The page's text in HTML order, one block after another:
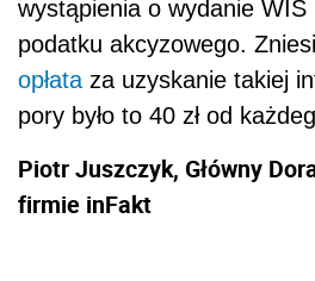
wystąpienia o wydanie
podatku akcyzowego.
opłata za uzyskanie takiej
pory było to 40 zł od
Piotr Juszczyk, Główny
firmie inFakt